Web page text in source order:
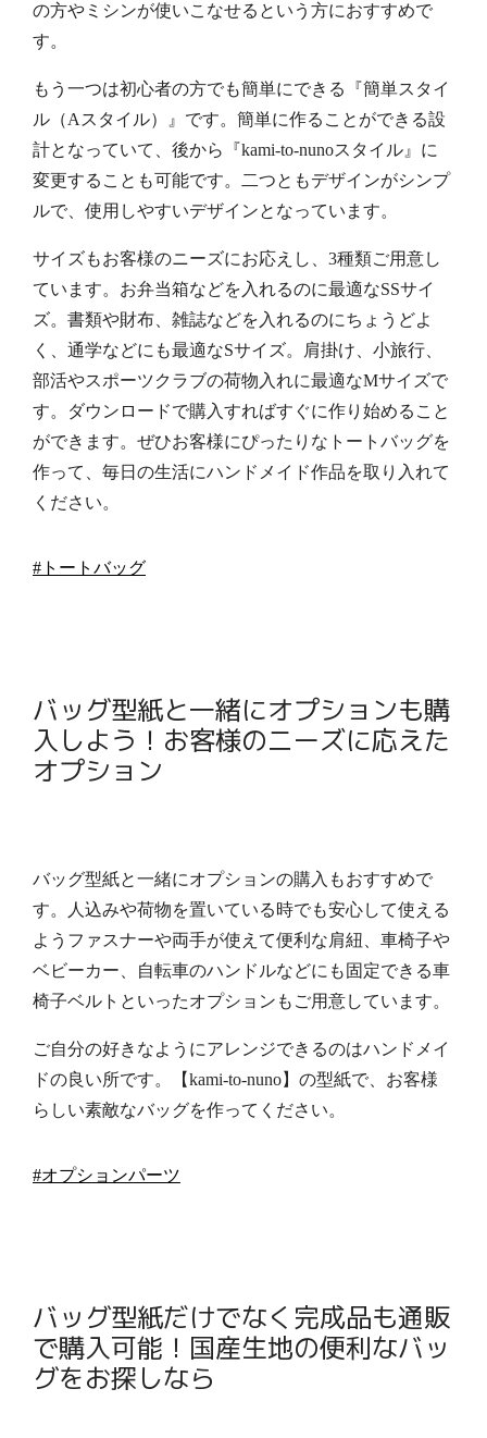
の方やミシンが使いこなせるという方におすすめで
す。
もう一つは初心者の方でも簡単にできる『簡単スタイ
ル（Aスタイル）』です。簡単に作ることができる設
計となっていて、後から『kami-to-nunoスタイル』に
変更することも可能です。二つともデザインがシンプ
ルで、使用しやすいデザインとなっています。
サイズもお客様のニーズにお応えし、3種類ご用意し
ています。お弁当箱などを入れるのに最適なSSサイ
ズ。書類や財布、雑誌などを入れるのにちょうどよ
く、通学などにも最適なSサイズ。肩掛け、小旅行、
部活やスポーツクラブの荷物入れに最適なMサイズで
す。
ダウンロードで購入すればすぐに作り始めること
ができます。ぜひお客様にぴったりなトートバッグを
作って、毎日の生活にハンドメイド作品を取り入れて
ください。
#トートバッグ
バッグ型紙と一緒にオプションも購
入しよう！お客様のニーズに応えた
オプション
バッグ型紙と一緒にオプションの購入もおすすめで
す。人込みや荷物を置いている時でも安心して使える
ようファスナーや両手が使えて便利な肩紐、車椅子や
ベビーカー、自転車のハンドルなどにも固定できる車
椅子ベルトといったオプションもご用意しています。
ご自分の好きなようにアレンジできるのはハンドメイ
ドの良い所です。【kami-to-nuno】の型紙で、お客様
らしい素敵なバッグを作ってください。
#オプションパーツ
バッグ型紙だけでなく完成品も通販
で購入可能！国産生地の便利なバッ
グをお探しなら